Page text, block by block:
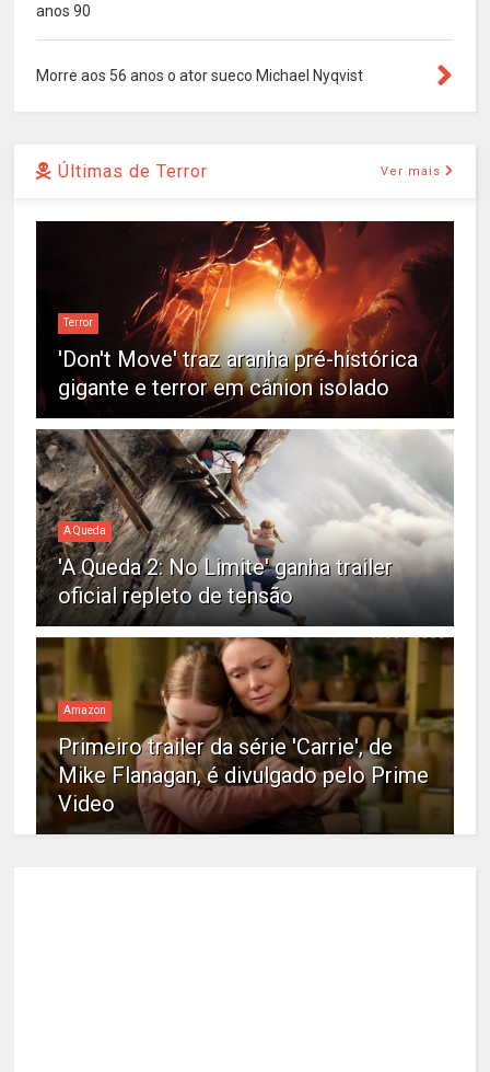
anos 90
Morre aos 56 anos o ator sueco Michael Nyqvist
Últimas de Terror Ver mais
Terror
'Don't Move' traz aranha pré-histórica
gigante e terror em cânion isolado
A Queda
'A Queda 2: No Limite' ganha trailer
oficial repleto de tensão
Amazon
Primeiro trailer da série 'Carrie', de
Mike Flanagan, é divulgado pelo Prime
Video